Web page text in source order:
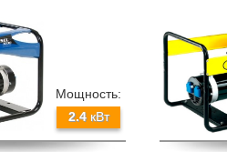
Мощность:
2.4кВт